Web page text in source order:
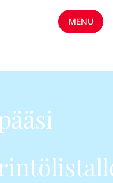
MENU